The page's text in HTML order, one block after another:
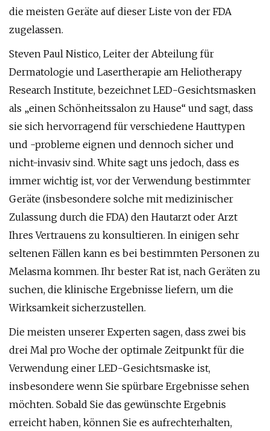
die meisten Geräte auf dieser Liste von der FDA
zugelassen.
Steven Paul Nistico, Leiter der Abteilung für
Dermatologie und Lasertherapie am Heliotherapy
Research Institute, bezeichnet LED-Gesichtsmasken
als „einen Schönheitssalon zu Hause“ und sagt, dass
sie sich hervorragend für verschiedene Hauttypen
und -probleme eignen und dennoch sicher und
nicht-invasiv sind. White sagt uns jedoch, dass es
immer wichtig ist, vor der Verwendung bestimmter
Geräte (insbesondere solche mit medizinischer
Zulassung durch die FDA) den Hautarzt oder Arzt
Ihres Vertrauens zu konsultieren. In einigen sehr
seltenen Fällen kann es bei bestimmten Personen zu
Melasma kommen. Ihr bester Rat ist, nach Geräten zu
suchen, die klinische Ergebnisse liefern, um die
Wirksamkeit sicherzustellen.
Die meisten unserer Experten sagen, dass zwei bis
drei Mal pro Woche der optimale Zeitpunkt für die
Verwendung einer LED-Gesichtsmaske ist,
insbesondere wenn Sie spürbare Ergebnisse sehen
möchten. Sobald Sie das gewünschte Ergebnis
erreicht haben, können Sie es aufrechterhalten,